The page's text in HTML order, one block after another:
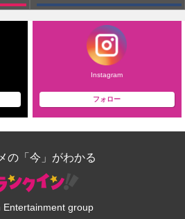
Instagram
フォロー
の「今」がわかる
Entertainment group